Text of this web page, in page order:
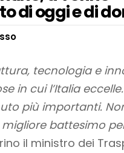
di oggi e di
tecnologia e
in cui l’Italia eccelle.
più importanti.
migliore battesimo
il ministro dei